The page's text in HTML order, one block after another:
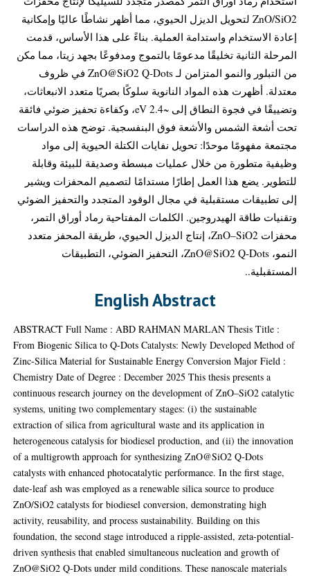
ZnO/SiO2 لتحويل الديزل الحيوي، مما أظهر نشاطًا عاليًا وإمكانية
إعادة الاستخدام واستدامة العملية. بناءً على هذا الأساس، قدمت
المرحلة الثانية تخليقًا مدعومًا بالتموج ومدفوعًا بجهد زيتا، مما مكن
من التبلور والنمو المتزامن لـ ZnO@SiO2 Q-Dots في ظروف
معتدلة. أظهرت هذه المواد النانوية سلوكًا بصريًا متعدد الانبعاثات،
وتضييقًا في فجوة النطاق إلى ~2.4 eV، وكفاءة تحفيز ضوئي فائقة
تحت أشعة الشمس والأشعة فوق البنفسجية. توضح هذه الدراسات
مجتمعة مفهومًا موحدًا: تحويل نفايات الكتلة الحيوية إلى مواد
وظيفية متطورة من خلال عمليات مبسطة وصديقة للبيئة وقابلة
للتطوير. يضع هذا العمل إطارًا مستدامًا لتصميم المحفزات ويشير
إلى تطبيقات مستقبلية في مجال الوقود المتجدد والتحفيز الضوئي
وتقنيات طاقة الهيدروجين. الكلمات المفتاحية رماد أوراق التمر،
محفزات ZnO–SiO2، إنتاج الديزل الحيوي، طريقة المحفز متعدد
النمو، ZnO@SiO2 Q-Dots، التحفيز الضوئي، التطبيقات
المستقبلية..
English Abstract
ABSTRACT Full Name : ABD RAHMAN MARLAN Thesis Title :
From Biogenic Silica to Q-Dots Catalysts: Newly Developed Method of
Zinc-Silica Material for Sustainable Energy Conversion Major Field :
Chemistry Date of Degree : December 2025 This thesis presents a
continuous research journey on the development of ZnO–SiO2 catalytic
systems, uniting two complementary stages: (i) the sustainable
extraction of silica from agricultural waste and its application in
heterogeneous catalysis for biodiesel production, and (ii) the innovation
of a multigrowth approach for synthesizing ZnO@SiO2 Q-Dots
catalysts with enhanced photocatalytic performance. In the first stage,
date-leaf ash was employed as a renewable silica source to produce
ZnO/SiO2 catalysts for biodiesel conversion, demonstrating high
activity, reusability, and process sustainability. Building on this
foundation, the second stage introduced a ripple-assisted, zeta-potential-
driven synthesis that enabled simultaneous nucleation and growth of
ZnO@SiO2 Q-Dots under mild conditions. These nanoscale materials